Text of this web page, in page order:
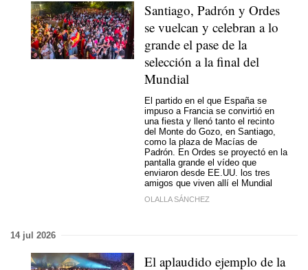
Santiago, Padrón y Ordes
se vuelcan y celebran a lo
grande el pase de la
selección a la final del
Mundial
El partido en el que España se
impuso a Francia se convirtió en
una fiesta y llenó tanto el recinto
del Monte do Gozo, en Santiago,
como la plaza de Macías de
Padrón. En Ordes se proyectó en la
pantalla grande el vídeo que
enviaron desde EE.UU. los tres
amigos que viven allí el Mundial
OLALLA SÁNCHEZ
14 jul 2026
El aplaudido ejemplo de la